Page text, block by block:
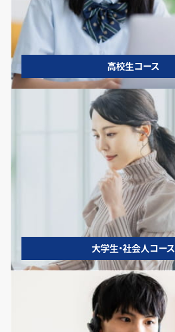
高校生コース
大学生・社会人コース